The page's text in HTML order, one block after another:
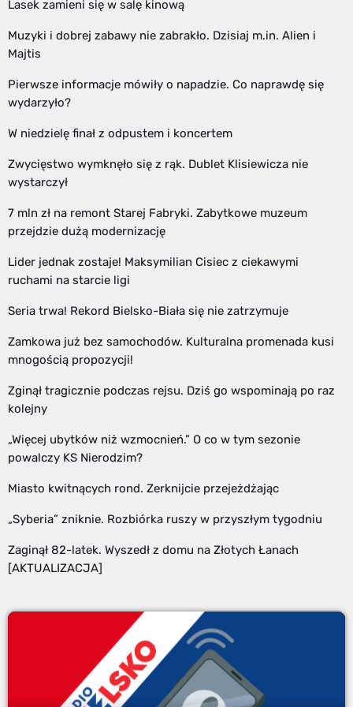
Lasek zamieni się w salę kinową
Muzyki i dobrej zabawy nie zabrakło. Dzisiaj m.in. Alien i
Majtis
Pierwsze informacje mówiły o napadzie. Co naprawdę się
wydarzyło?
W niedzielę finał z odpustem i koncertem
Zwycięstwo wymknęło się z rąk. Dublet Klisiewicza nie
wystarczył
7 mln zł na remont Starej Fabryki. Zabytkowe muzeum
przejdzie dużą modernizację
Lider jednak zostaje! Maksymilian Cisiec z ciekawymi
ruchami na starcie ligi
Seria trwa! Rekord Bielsko-Biała się nie zatrzymuje
Zamkowa już bez samochodów. Kulturalna promenada kusi
mnogością propozycji!
Zginął tragicznie podczas rejsu. Dziś go wspominają po raz
kolejny
„Więcej ubytków niż wzmocnień.” O co w tym sezonie
powalczy KS Nierodzim?
Miasto kwitnących rond. Zerknijcie przejeżdżając
„Syberia” zniknie. Rozbiórka ruszy w przyszłym tygodniu
Zaginął 82-latek. Wyszedł z domu na Złotych Łanach
[AKTUALIZACJA]